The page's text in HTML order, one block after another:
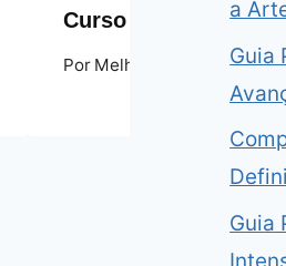
Curso Beway
Por Melhores cursos de
a
Guia
Guia